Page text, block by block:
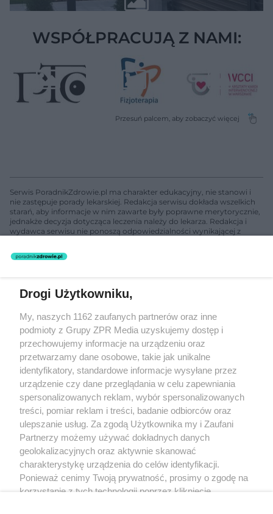
WSPÓŁPRACUJĄ Z NAMI:
Serwis PoradnikZdrowie.pl ma charakter edukacyjny, nie stanowi i
nie zastępuje porady lekarskiej. Redakcja serwisu dokłada wszelkich
starań, aby informacje w nim zawarte były poprawne merytorycznie,
jednakże decyzja dotycząca leczenia należy do lekarza. Redakcja i
wydawca serwisu nie ponoszą odpowiedzialności wynikającej z
świadczeń zdrowotnych w rozumieniu art. 3 ust 1 ustawy o
rozpowszechniany lub dalej rozpowszechniany w jakikolwiek sposób
(w tym także elektroniczny lub mechaniczny) na jakimkolwiek polu
eksploatacji w jakiejkolwiek formie, włącznie z umieszczaniem w
Internecie bez pisemnej zgody właściciela praw. Jakiekolwiek użycie
lub wykorzystanie utworów w całości lub w części z naruszeniem
prawa, tzn. bez właściwej zgody, jest zabronione pod groźbą kary i
może być ścigane prawnie.
O nas
Informacje prawne
Drogi Użytkowniku,
My, naszych 1162 zaufanych partnerów oraz inne
podmioty z Grupy ZPR Media uzyskujemy dostęp i
przechowujemy informacje na urządzeniu oraz
przetwarzamy dane osobowe, takie jak unikalne
identyfikatory, standardowe informacje wysyłane przez
urządzenie czy dane przeglądania w celu zapewniania
spersonalizowanych reklam, wybór spersonalizowanych
treści, pomiar reklam i treści, badanie odbiorców oraz
ulepszanie usług. Za zgodą Użytkownika my i Zaufani
Partnerzy możemy używać dokładnych danych
geolokalizacyjnych oraz aktywnie skanować
charakterystykę urządzenia do celów identyfikacji.
Ponieważ cenimy Twoją prywatność, prosimy o zgodę na
korzystanie z tych technologii poprzez kliknięcie